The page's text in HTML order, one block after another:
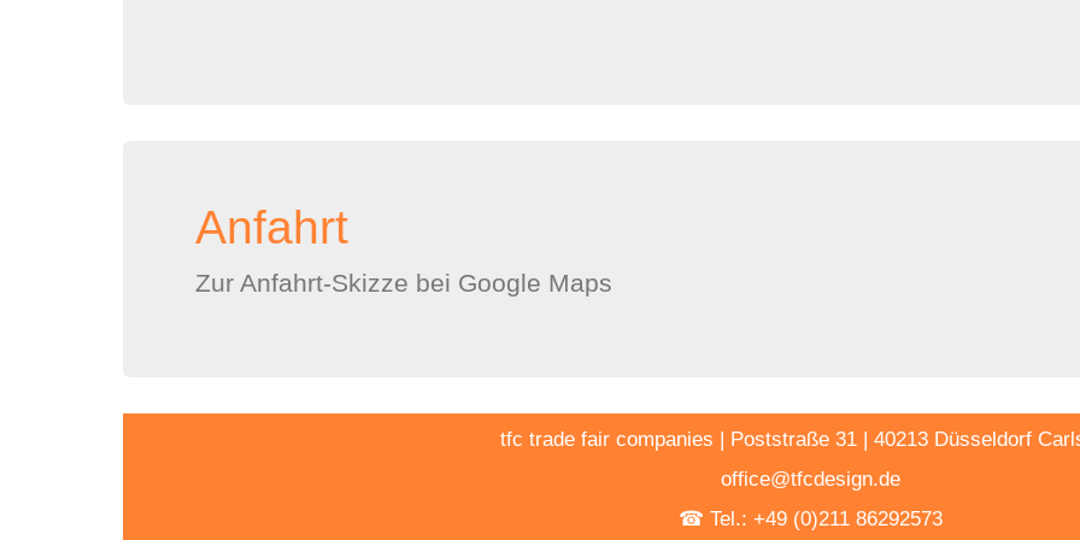
Anfahrt
Zur Anfahrt-Skizze bei Google Maps
tfc trade fair companies | Poststraße 31 | 40213 Düsseldorf
office@tfcdesign.de
☎ Tel.: +49 (0)211 86292573